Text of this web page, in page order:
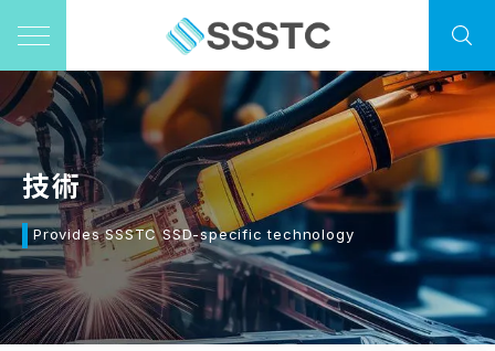
技術
Provides SSSTC SSD-specific technology